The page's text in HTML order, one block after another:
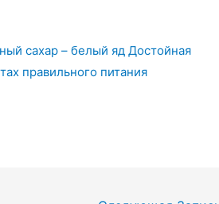
сахар – белый яд Достойная
правильного питания